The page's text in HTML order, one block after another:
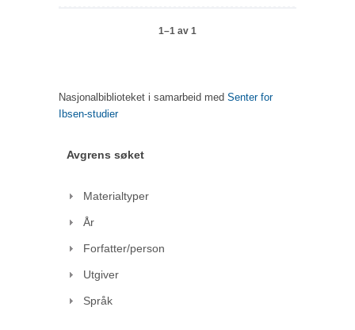
1–1 av 1
Nasjonalbiblioteket i samarbeid med Senter for
Ibsen-studier
Avgrens søket
Materialtyper
År
Forfatter/person
Utgiver
Språk